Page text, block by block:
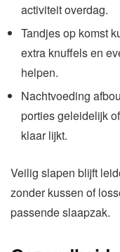
activiteit overdag.
Tandjes op komst
extra knuffels en
helpen.
Nachtvoeding
porties geleidelijk
klaar lijkt.
Veilig slapen blijft
zonder kussen of
passende slaapzak.